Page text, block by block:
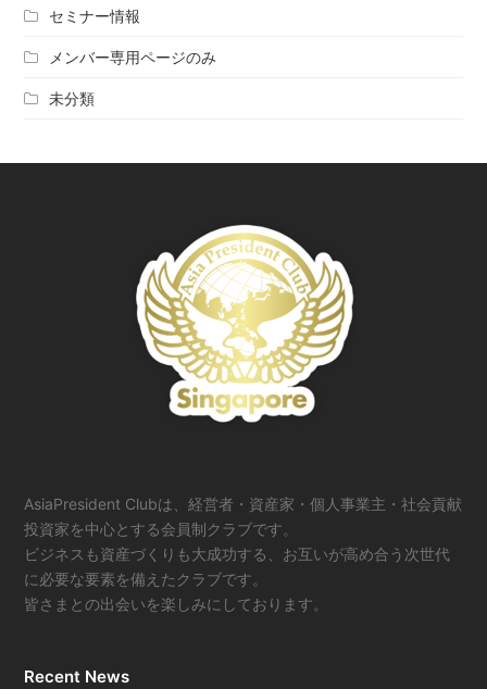
セミナー情報
メンバー専用ページのみ
未分類
AsiaPresident Clubは、経営者・資産家・個人事業主・社会貢献
投資家を中心とする会員制クラブです。
ビジネスも資産づくりも大成功する、お互いが高め合う次世代
に必要な要素を備えたクラブです。
皆さまとの出会いを楽しみにしております。
Recent News